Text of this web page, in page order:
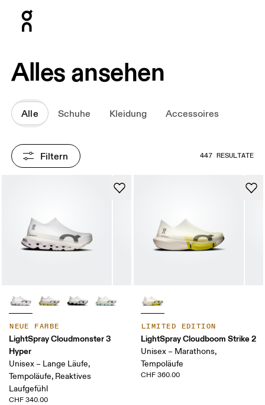
Alles ansehen
Alle Schuhe Kleidung Accessoires
Filtern 447 RESULTATE
NEUE FARBE
LightSpray Cloudmonster 3
Hyper
Unisex – Lange Läufe,
Tempoläufe, Reaktives
Laufgefühl
CHF 340.00
LIMITED EDITION
LightSpray Cloudboom Strike 2
Unisex – Marathons,
Tempoläufe
CHF 360.00